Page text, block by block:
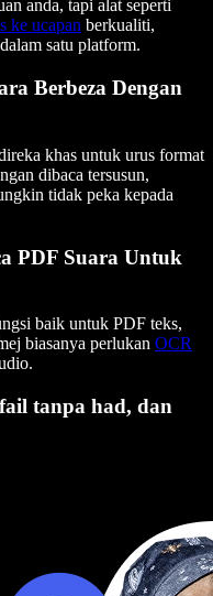
anda, tapi alat seperti
ke ucapan berkualiti,
satu platform.
Berbeza Dengan
khas untuk urus format
dibaca tersusun,
tidak peka kepada
PDF Suara Untuk
baik untuk PDF teks,
biasanya perlukan OCR
tanpa had, dan